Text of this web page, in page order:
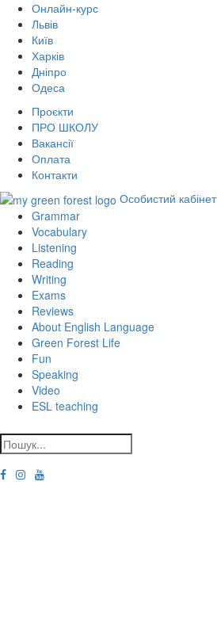
Онлайн-курс
Львів
Київ
Харків
Дніпро
Одеса
Проєкти
ПРО ШКОЛУ
Вакансії
Оплата
Контакти
Особистий кабінет
Grammar
Vocabulary
Listening
Reading
Writing
Exams
Reviews
About English Language
Green Forest Life
Fun
Speaking
Video
ESL teaching